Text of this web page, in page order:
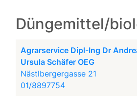
Düngemittel/
Agrarservice Dipl-Ing Dr
Ursula Schäfer OEG
Nästlbergergasse 21
01/8897754